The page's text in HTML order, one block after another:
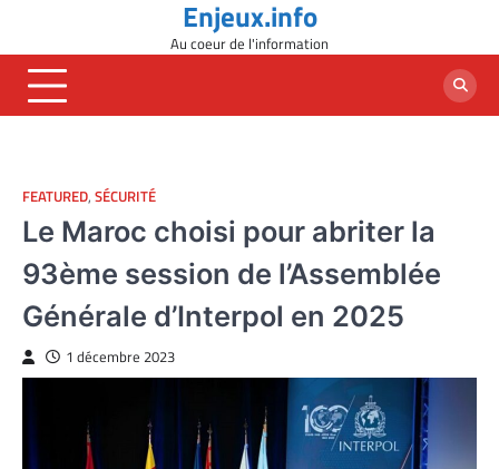
content
Enjeux.info
Au coeur de l'information
FEATURED, SÉCURITÉ
Le Maroc choisi pour abriter la
93ème session de l’Assemblée
Générale d’Interpol en 2025
1 décembre 2023